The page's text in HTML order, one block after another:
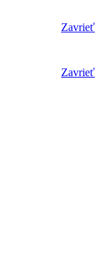
Zavrieť
Zavrieť